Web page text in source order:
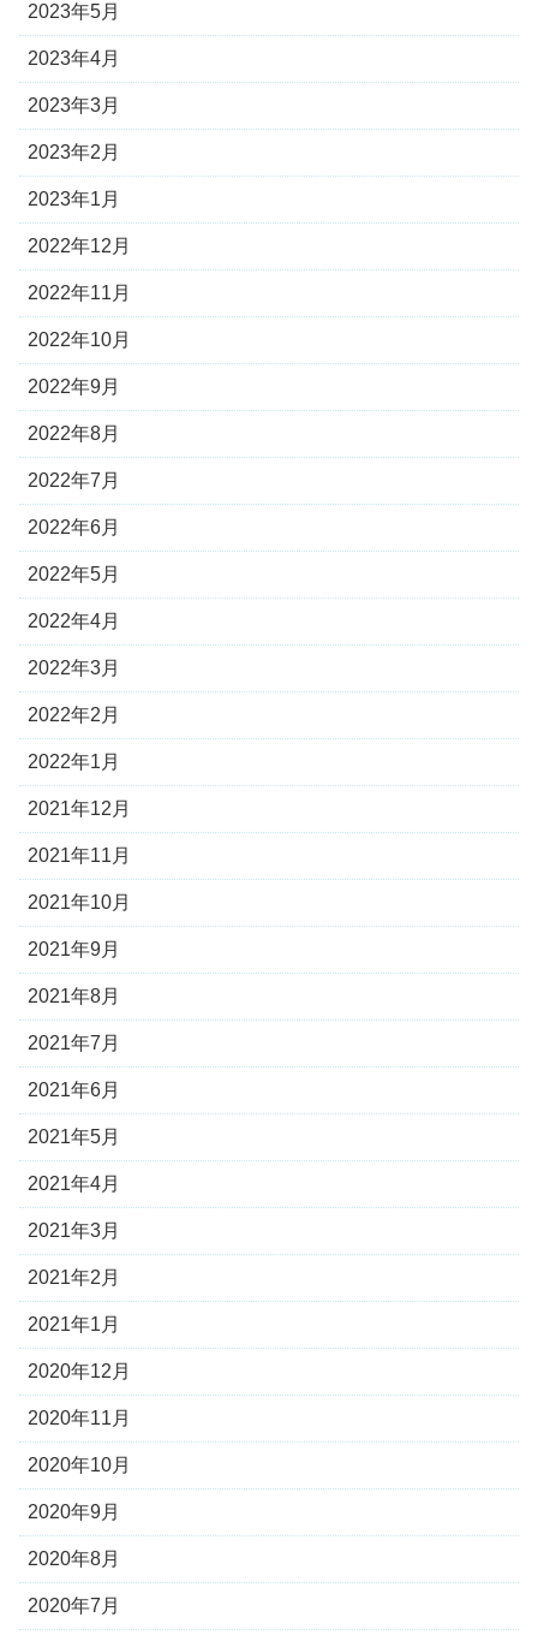
2023年5月
2023年4月
2023年3月
2023年2月
2023年1月
2022年12月
2022年11月
2022年10月
2022年9月
2022年8月
2022年7月
2022年6月
2022年5月
2022年4月
2022年3月
2022年2月
2022年1月
2021年12月
2021年11月
2021年10月
2021年9月
2021年8月
2021年7月
2021年6月
2021年5月
2021年4月
2021年3月
2021年2月
2021年1月
2020年12月
2020年11月
2020年10月
2020年9月
2020年8月
2020年7月